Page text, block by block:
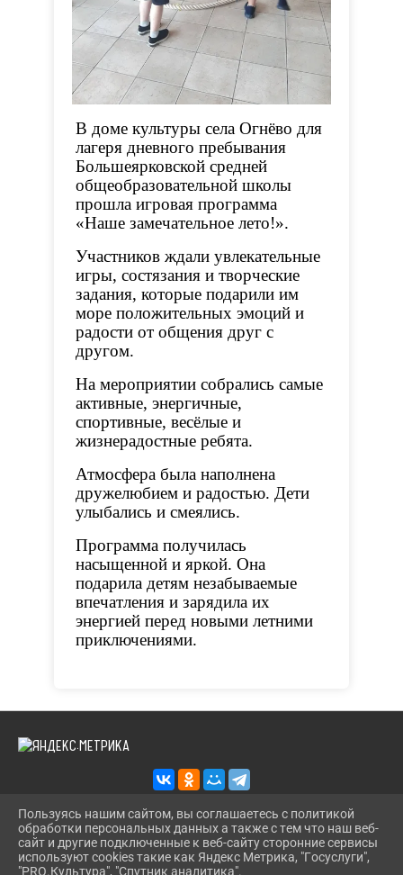
В доме культуры села Огнёво для
лагеря дневного пребывания
Большеярковской средней
общеобразовательной школы
прошла игровая программа
«Наше замечательное лето!».
Участников ждали увлекательные
игры, состязания и творческие
задания, которые подарили им
море положительных эмоций и
радости от общения друг с
другом.
На мероприятии собрались самые
активные, энергичные,
спортивные, весёлые и
жизнерадостные ребята.
Атмосфера была наполнена
дружелюбием и радостью. Дети
улыбались и смеялись.
Программа получилась
насыщенной и яркой. Она
подарила детям незабываемые
впечатления и зарядила их
энергией перед новыми летними
приключениями.
2026 Г. KAZANS-DOSUG.RU
ВХОД
Пользуясь нашим сайтом, вы соглашаетесь с политикой
обработки персональных данных а также с тем что наш веб-
сайт и другие подключенные к веб-сайту сторонние сервисы
используют cookies такие как Яндекс Метрика, "Госуслуги",
"PRO.Культура", "Спутник аналитика".